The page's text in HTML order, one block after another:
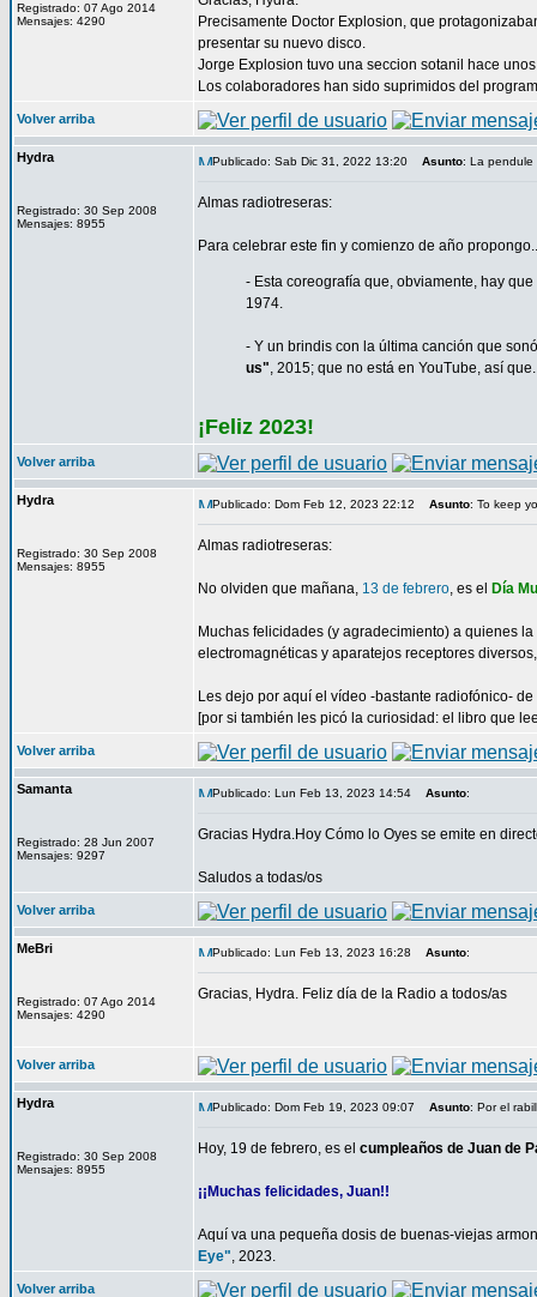
Registrado: 07 Ago 2014
Mensajes: 4290
Precisamente Doctor Explosion, que
presentar su nuevo disco.
Jorge Explosion tuvo una seccion sotanil hace
Los colaboradores han sido suprimidos del
Volver arriba
Hydra
Registrado: 30 Sep 2008
Mensajes: 8955
Publicado: Sab Dic 31, 2022 13:20 Asunto: La pendule
Almas radiotreseras:
Para celebrar este fin y comienzo de año
- Esta coreografía que, obviamente, hay
1974.
- Y un brindis con la última canción que
us", 2015; que no está en YouTube, así
¡Feliz 2023!
Volver arriba
Hydra
Registrado: 30 Sep 2008
Mensajes: 8955
Publicado: Dom Feb 12, 2023 22:12 Asunto: To keep
Almas radiotreseras:
No olviden que mañana, 13 de febrero, es el Día
Muchas felicidades (y agradecimiento) a quienes
electromagnéticas y aparatejos receptores
Les dejo por aquí el vídeo -bastante radiofónico-
[por si también les picó la curiosidad: el libro que
Volver arriba
Samanta
Registrado: 28 Jun 2007
Mensajes: 9297
Publicado: Lun Feb 13, 2023 14:54 Asunto:
Gracias Hydra.Hoy Cómo lo Oyes se emite en
Saludos a todas/os
Volver arriba
MeBri
Registrado: 07 Ago 2014
Mensajes: 4290
Publicado: Lun Feb 13, 2023 16:28 Asunto:
Gracias, Hydra. Feliz día de la Radio a todos/as
Volver arriba
Hydra
Registrado: 30 Sep 2008
Mensajes: 8955
Publicado: Dom Feb 19, 2023 09:07 Asunto: Por el
Hoy, 19 de febrero, es el cumpleaños de Juan de
¡¡Muchas felicidades, Juan!!
Aquí va una pequeña dosis de buenas-viejas
Eye", 2023.
Volver arriba